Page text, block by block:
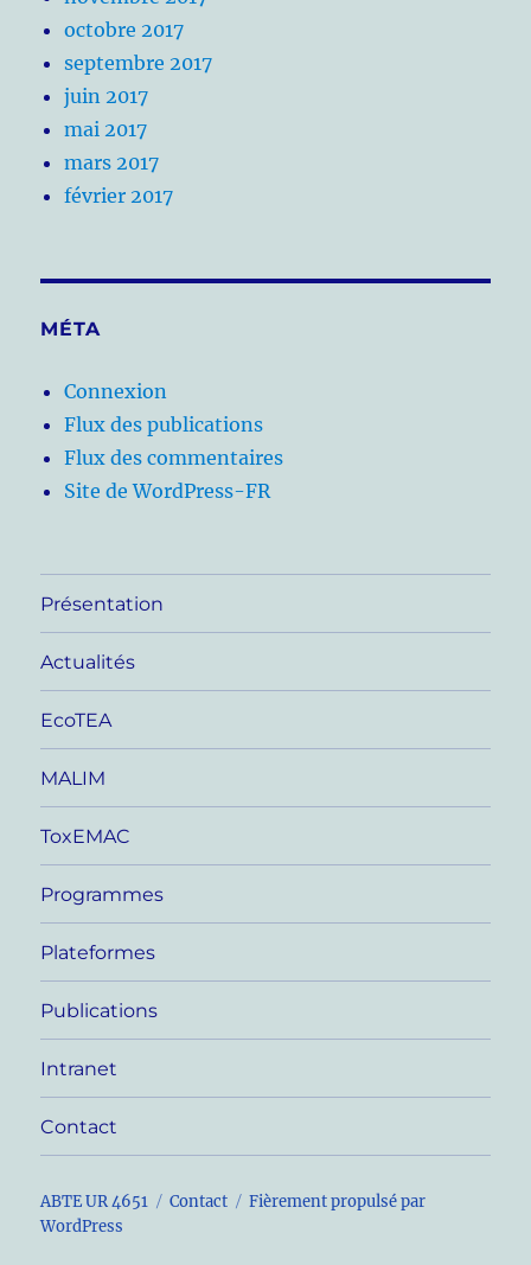
octobre 2017
septembre 2017
juin 2017
mai 2017
mars 2017
février 2017
MÉTA
Connexion
Flux des publications
Flux des commentaires
Site de WordPress-FR
Présentation
Actualités
EcoTEA
MALIM
ToxEMAC
Programmes
Plateformes
Publications
Intranet
Contact
ABTE UR 4651 Contact
Fièrement propulsé par
WordPress